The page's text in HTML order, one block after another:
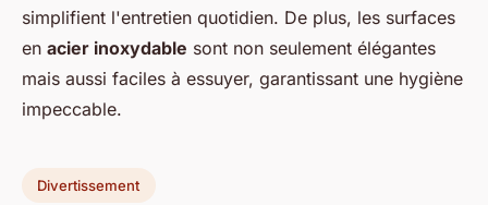
simplifient l'entretien quotidien. De plus, les surfaces
en acier inoxydable sont non seulement élégantes
mais aussi faciles à essuyer, garantissant une hygiène
impeccable.
Divertissement